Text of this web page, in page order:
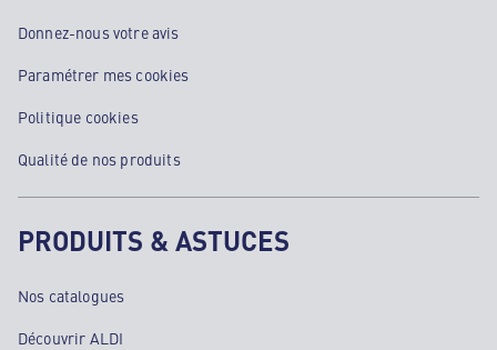
Donnez-nous votre avis
Paramétrer mes cookies
Politique cookies
Qualité de nos produits
PRODUITS & ASTUCES
Nos catalogues
Découvrir ALDI